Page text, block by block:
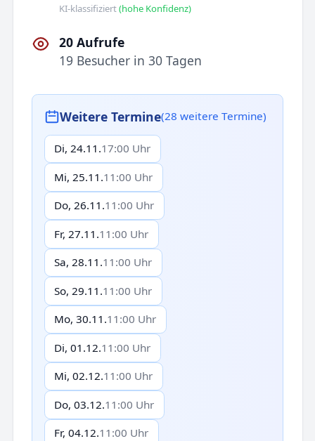
KI-klassifiziert(hohe Konfidenz)
20 Aufrufe
19 Besucher in 30 Tagen
Weitere Termine(28 weitere Termine)
Di, 24.11.17:00 Uhr
Mi, 25.11.11:00 Uhr
Do, 26.11.11:00 Uhr
Fr, 27.11.11:00 Uhr
Sa, 28.11.11:00 Uhr
So, 29.11.11:00 Uhr
Mo, 30.11.11:00 Uhr
Di, 01.12.11:00 Uhr
Mi, 02.12.11:00 Uhr
Do, 03.12.11:00 Uhr
Fr, 04.12.11:00 Uhr